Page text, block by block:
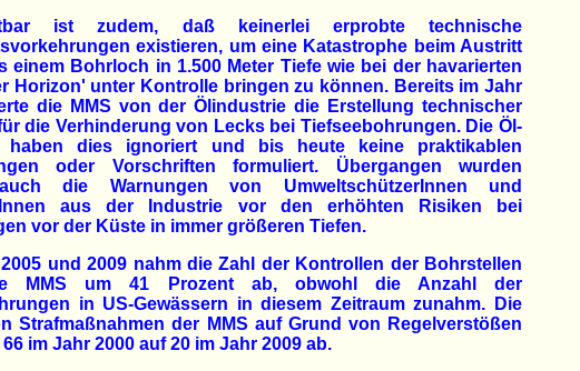
ist zudem, daß keinerlei erprobte technische
existieren, um eine Katastrophe beim Austritt
einem Bohrloch in 1.500 Meter Tiefe wie bei der havarierten
Horizon' unter Kontrolle bringen zu können. Bereits im Jahr
die MMS von der Ölindustrie die Erstellung technischer
die Verhinderung von Lecks bei Tiefseebohrungen. Die Öl-
haben dies ignoriert und bis heute keine praktikablen
oder Vorschriften formuliert. Übergangen wurden
die Warnungen von UmweltschützerInnen und
aus der Industrie vor den erhöhten Risiken bei
vor der Küste in immer größeren Tiefen.
und 2009 nahm die Zahl der Kontrollen der Bohrstellen
MMS um 41 Prozent ab, obwohl die Anzahl der
in US-Gewässern in diesem Zeitraum zunahm. Die
Strafmaßnahmen der MMS auf Grund von Regelverstößen
im Jahr 2000 auf 20 im Jahr 2009 ab.